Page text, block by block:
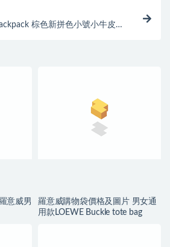
棕色新拼色小號小牛皮
意威男
羅意威購物袋價格及圖片 男女通
用款LOEWE Buckle tote bag